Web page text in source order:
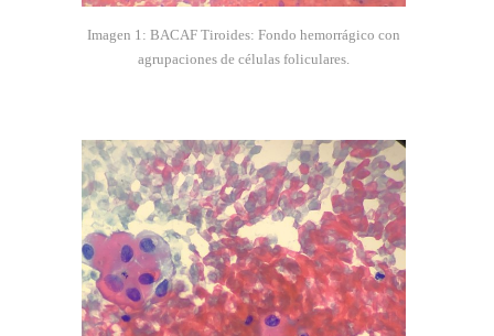
Imagen 1: BACAF Tiroides: Fondo hemorrágico con
agrupaciones de células foliculares.